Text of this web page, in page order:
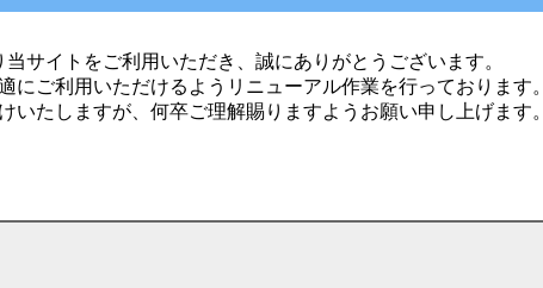
当サイトをご利用いただき、誠にありがとうございます。
にご利用いただけるようリニューアル作業を行っております。
いたしますが、何卒ご理解賜りますようお願い申し上げます。